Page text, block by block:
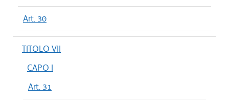
Art. 30
TITOLO VII
CAPO I
Art. 31